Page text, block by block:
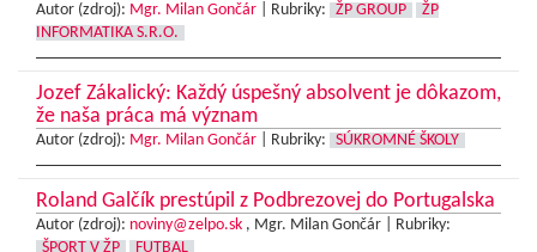
Autor (zdroj): Mgr. Milan Gončár Rubriky: ŽP GROUP
ŽP
INFORMATIKA S.R.O.
Jozef Zákalický: Každý úspešný absolvent je dôkazom,
že naša práca má význam
Autor (zdroj): Mgr. Milan Gončár Rubriky: SÚKROMNÉ ŠKOLY
Roland Galčík prestúpil z Podbrezovej do Portugalska
Autor (zdroj): noviny@zelpo.sk , Mgr. Milan Gončár |
Rubriky:
ŠPORT V ŽP
FUTBAL